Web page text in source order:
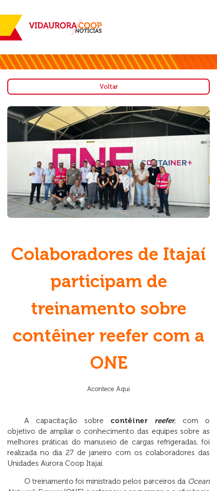
Voltar
Colaboradores de Itajaí
participam de
treinamento sobre
contêiner reefer com a
ONE
Acontece Aqui
A capacitação sobre contêiner reefer, com o
objetivo de ampliar o conhecimento das equipes sobre as
melhores práticas do manuseio de cargas refrigeradas, foi
realizada no dia 27 de janeiro com os colaboradores das
Unidades Aurora Coop Itajaí.
O treinamento foi ministrado pelos parceiros da Ocean